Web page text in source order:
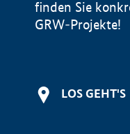
finden Sie
GRW-Projekte!
LOS GEHT'S